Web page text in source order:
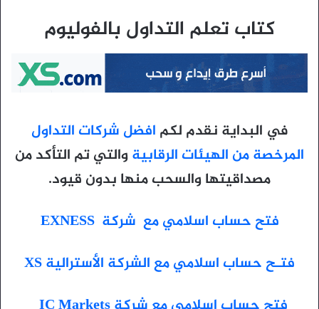
كتاب تعلم التداول بالفوليوم
في البداية نقدم لكم افضل شركات التداول
المرخصة من الهيئات الرقابيةوالتي تم التأكد من
مصداقيتها والسحب منها بدون قيود.
فتح حساب اسلامي مع شركة EXNESS
فتـح حساب اسلامي مع الشركة الأسترالية XS